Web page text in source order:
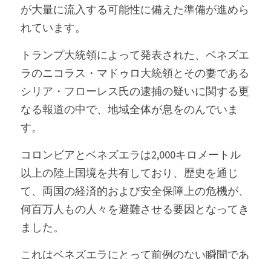
が大量に流入する可能性に備えた準備が進めら
れています。
トランプ大統領によって発表された、ベネズエ
ラのニコラス・マドゥロ大統領とその妻である
シリア・フローレス氏の逮捕の疑いに関する更
なる報道の中で、地域全体が息をのんでいま
す。
コロンビアとベネズエラは2,000キロメートル
以上の陸上国境を共有しており、歴史を通じ
て、両国の経済的および安全保障上の危機が、
何百万人もの人々を避難させる要因となってき
ました。
これはベネズエラにとって前例のない瞬間であ